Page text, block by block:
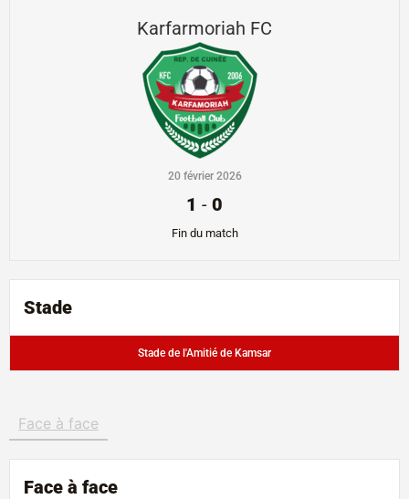
Karfarmoriah FC
20 février 2026
1 - 0
Fin du match
Stade
Stade de l'Amitié de Kamsar
Face à face
Face à face